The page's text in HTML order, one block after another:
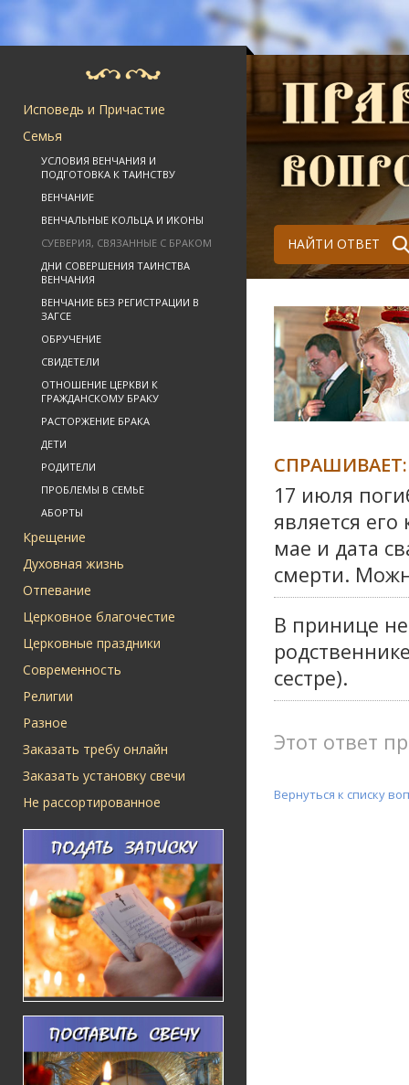
Исповедь и Причастие
Семья
УСЛОВИЯ ВЕНЧАНИЯ И
ПОДГОТОВКА К ТАИНСТВУ
ВЕНЧАНИЕ
ВЕНЧАЛЬНЫЕ КОЛЬЦА И ИКОНЫ
СУЕВЕРИЯ, СВЯЗАННЫЕ С БРАКОМ
ДНИ СОВЕРШЕНИЯ ТАИНСТВА
ВЕНЧАНИЯ
ВЕНЧАНИЕ БЕЗ РЕГИСТРАЦИИ В
ЗАГСЕ
ОБРУЧЕНИЕ
СВИДЕТЕЛИ
ОТНОШЕНИЕ ЦЕРКВИ К
ГРАЖДАНСКОМУ БРАКУ
РАСТОРЖЕНИЕ БРАКА
ДЕТИ
РОДИТЕЛИ
ПРОБЛЕМЫ В СЕМЬЕ
АБОРТЫ
Крещение
Духовная жизнь
Отпевание
Церковное благочестие
Церковные праздники
Современность
Религии
Разное
Заказать требу онлайн
Заказать установку свечи
Не рассортированное
НАЙТИ ОТВЕТ
СПРАШИВАЕТ:
17 июля
является
мае и дата
смерти.
В принице не
сестре).
Этот ответ
Вернуться к списку